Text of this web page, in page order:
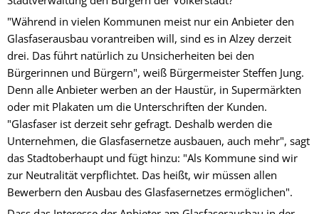
"Während in vielen Kommunen meist nur ein Anbieter den
Glasfaserausbau vorantreiben will, sind es in Alzey derzeit
drei. Das führt natürlich zu Unsicherheiten bei den
Bürgerinnen und Bürgern", weiß Bürgermeister Steffen Jung.
Denn alle Anbieter werben an der Haustür, in Supermärkten
oder mit Plakaten um die Unterschriften der Kunden.
"Glasfaser ist derzeit sehr gefragt. Deshalb werden die
Unternehmen, die Glasfasernetze ausbauen, auch mehr", sagt
das Stadtoberhaupt und fügt hinzu: "Als Kommune sind wir
zur Neutralität verpflichtet. Das heißt, wir müssen allen
Bewerbern den Ausbau des Glasfasernetzes ermöglichen".